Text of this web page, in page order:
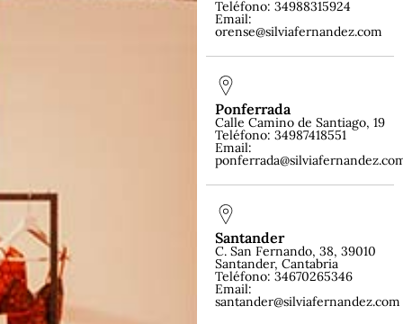
Teléfono: 34988315924
Email:
orense@silviafernandez.com
Ponferrada
Calle Camino de Santiago, 19
Teléfono: 34987418551
Email:
Santander
C. San Fernando, 38, 39010
Santander, Cantabria
Teléfono: 34670265346
Email:
santander@silviafernandez.com